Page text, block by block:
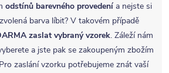
odstínů barevného provedení a nejste si
barva líbit? V takovém případě
zaslat vybraný vzorek. Záleží nám
a jste pak se zakoupeným zbožím
zaslání vzorku potřebujeme znát vaší